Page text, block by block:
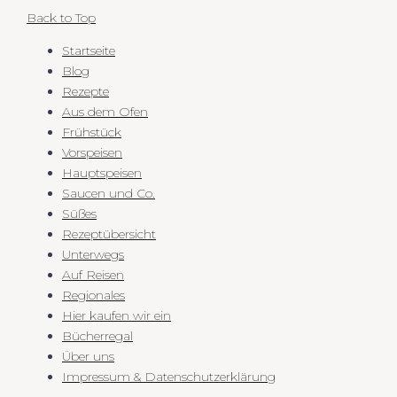
Back to Top
Startseite
Blog
Rezepte
Aus dem Ofen
Frühstück
Vorspeisen
Hauptspeisen
Saucen und Co.
Süßes
Rezeptübersicht
Unterwegs
Auf Reisen
Regionales
Hier kaufen wir ein
Bücherregal
Über uns
Impressum & Datenschutzerklärung